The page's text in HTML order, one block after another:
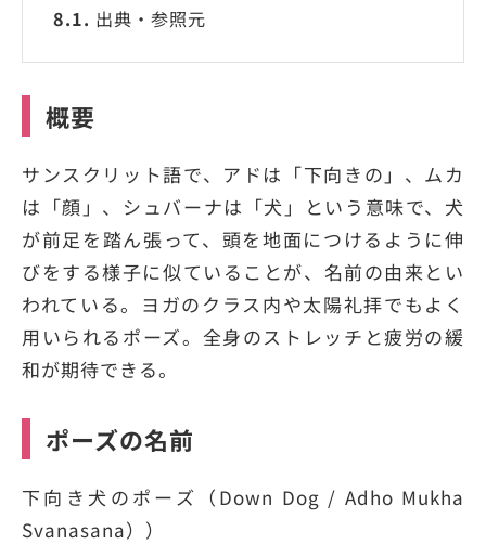
8.1. 出典・参照元
概要
サンスクリット語で、アドは「下向きの」、ムカ
は「顔」、シュバーナは「犬」という意味で、犬
が前足を踏ん張って、頭を地面につけるように伸
びをする様子に似ていることが、名前の由来とい
われている。ヨガのクラス内や太陽礼拝でもよく
用いられるポーズ。全身のストレッチと疲労の緩
和が期待できる。
ポーズの名前
下向き犬のポーズ（Down Dog / Adho Mukha
Svanasana））